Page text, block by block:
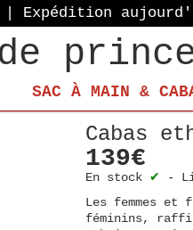
SAC À MAIN &
| Expédition
Cabas
139€
En stock ✔ -
Les femmes et
féminins,